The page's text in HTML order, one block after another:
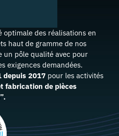
optimale des réalisations en
haut de gramme de nos
un pôle qualité avec pour
exigences demandées.
depuis 2017 pour les activités
fabrication de pièces